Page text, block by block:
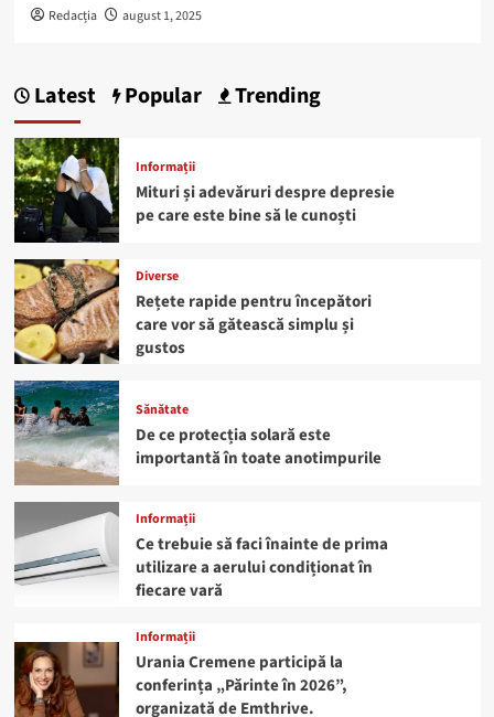
Redacția august 1, 2025
Latest Popular Trending
Informații
Mituri și adevăruri despre depresie
pe care este bine să le cunoști
Diverse
Rețete rapide pentru începători
care vor să gătească simplu și
gustos
Sănătate
De ce protecția solară este
importantă în toate anotimpurile
Informații
Ce trebuie să faci înainte de prima
utilizare a aerului condiționat în
fiecare vară
Informații
Urania Cremene participă la
conferința „Părinte în 2026”,
organizată de Emthrive.